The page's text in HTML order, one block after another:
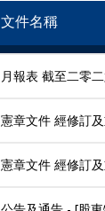
文件名稱
月報表 截至二零
憲章文件 經修訂
憲章文件 經修訂